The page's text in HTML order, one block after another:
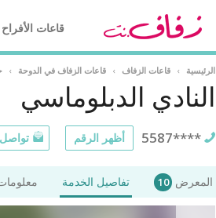
قاعات الأفراح
الرئيسية › قاعات الزفاف › قاعات الزفاف في الدوحة ›
النادي الدبلوماسي
5587**** أظهر الرقم تواصل
المعرض 10 تفاصيل الخدمة